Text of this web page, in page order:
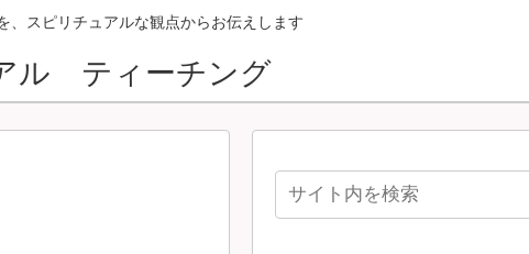
、スピリチュアルな観点からお伝えします
ル ティーチング